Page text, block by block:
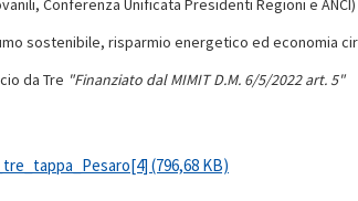
Conferenza Unificata Presidenti Regioni e ANCI)
sostenibile, risparmio energetico ed economia
da Tre "Finanziato dal MIMIT D.M. 6/5/2022 art. 5"
(796,68 KB)